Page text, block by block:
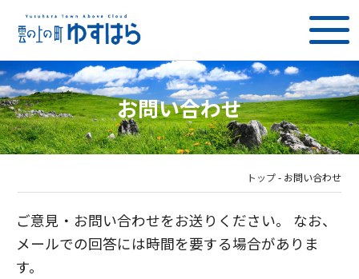
お問い合わせ
トップ - お問い合わせ
ご意見・お問い合わせをお送りください。 なお、
メールでの回答には時間を要する場合がありま
す。